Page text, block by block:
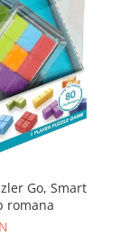
Go, Smart
romana